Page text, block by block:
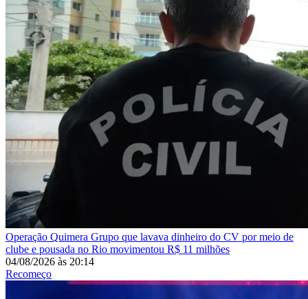
Operação Quimera Grupo que lavava dinheiro do CV por meio de
clube e pousada no Rio movimentou R$ 11 milhões
04/08/2026 às 20:14
Recomeço